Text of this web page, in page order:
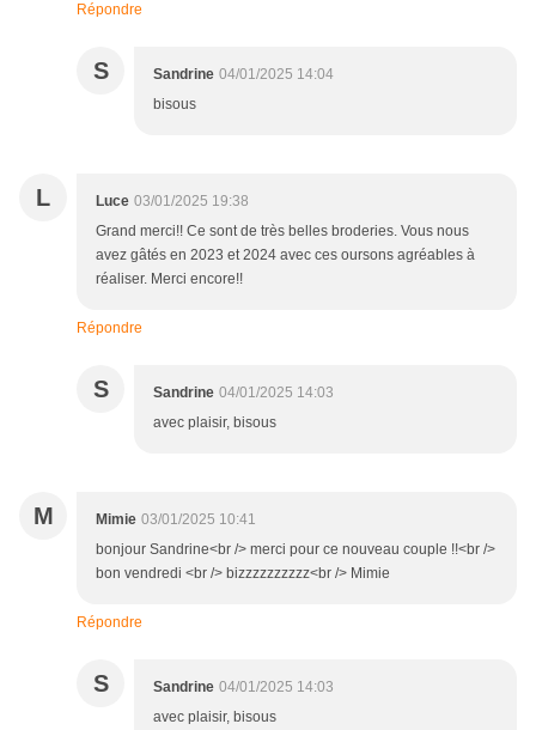
Répondre
S Sandrine 04/01/2025 14:04
bisous
L Luce 03/01/2025 19:38
Grand merci!! Ce sont de très belles broderies. Vous nous
avez gâtés en 2023 et 2024 avec ces oursons agréables à
réaliser. Merci encore!!
Répondre
S Sandrine 04/01/2025 14:03
avec plaisir, bisous
M Mimie 03/01/2025 10:41
bonjour Sandrine<br /> merci pour ce nouveau couple !!<br />
bon vendredi <br /> bizzzzzzzzzz<br /> Mimie
Répondre
S Sandrine 04/01/2025 14:03
avec plaisir, bisous